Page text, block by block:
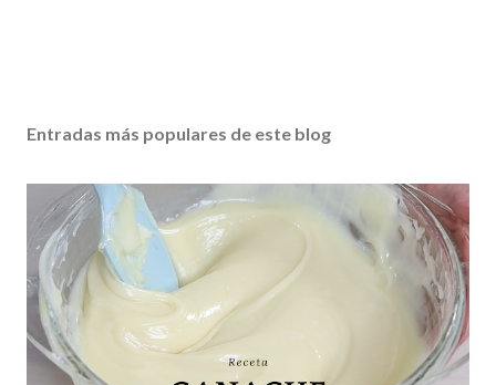
Entradas más populares de este blog